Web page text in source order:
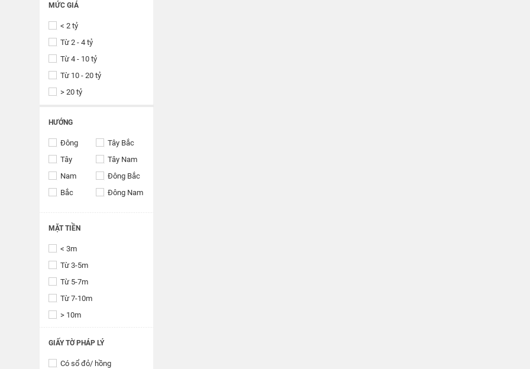
MỨC GIÁ
< 2 tỷ
Từ 2 - 4 tỷ
Từ 4 - 10 tỷ
Từ 10 - 20 tỷ
> 20 tỷ
HƯỚNG
Đông
Tây Bắc
Tây
Tây Nam
Nam
Đông Bắc
Bắc
Đông Nam
MẶT TIỀN
< 3m
Từ 3-5m
Từ 5-7m
Từ 7-10m
> 10m
GIẤY TỜ PHÁP LÝ
Có sổ đỏ/ hồng